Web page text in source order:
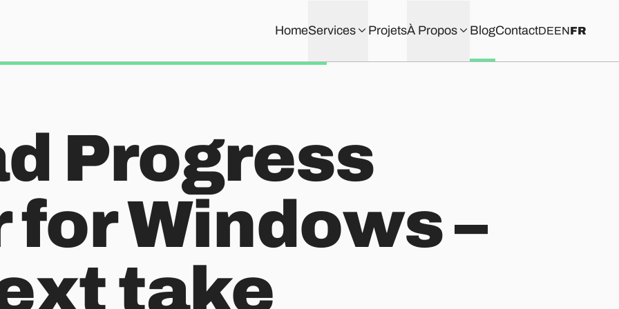
HomeServices ProjetsÀ Propos BlogContactDEENFR
next take
Progress
Windows –
take